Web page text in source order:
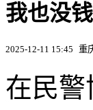
我也没
2025-12-11 15:45 重
在民